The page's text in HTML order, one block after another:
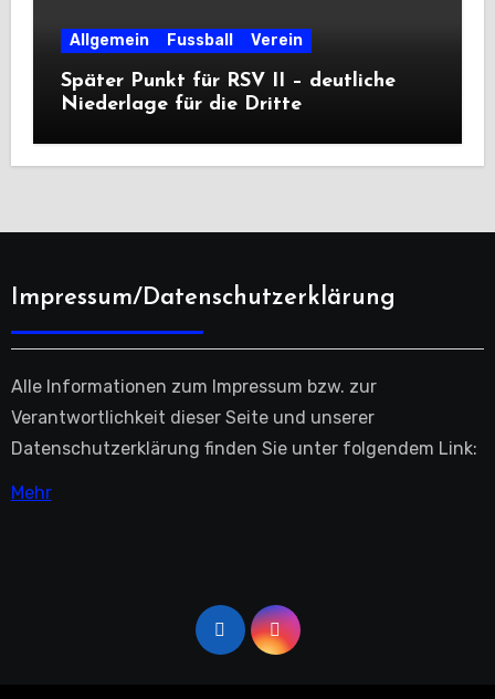
Allgemein Fussball Verein
Später Punkt für RSV II – deutliche
Niederlage für die Dritte
Impressum/Datenschutzerklärung
Alle Informationen zum Impressum bzw. zur
Verantwortlichkeit dieser Seite und unserer
Datenschutzerklärung finden Sie unter folgendem Link:
Mehr